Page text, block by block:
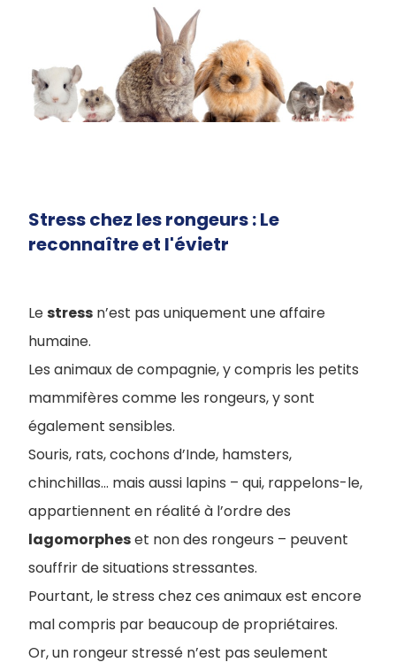
Stress chez les rongeurs : Le
reconnaître et l'évietr
Lestress n’est pas uniquement une affaire
humaine.
Les animaux de compagnie, y compris les petits
mammifères comme les rongeurs, y sont
également sensibles.
Souris, rats, cochons d’Inde, hamsters,
chinchillas… mais aussi lapins – qui, rappelons-le,
appartiennent en réalité à l’ordre des
lagomorpheset non des rongeurs – peuvent
souffrir de situations stressantes.
Pourtant, le stress chez ces animaux est encore
mal compris par beaucoup de propriétaires.
Or, un rongeur stressé n’est pas seulement